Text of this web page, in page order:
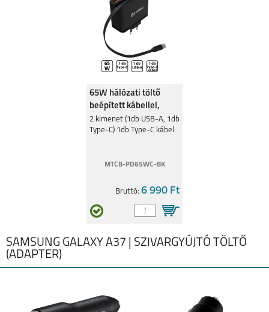
65W hálózati töltő
beépített kábellel,
Fekete
2 kimenet (1db USB-A, 1db
Type-C) 1db Type-C kábel
MTCB-PD65WC-BK
Bruttó: 6 990 Ft
SAMSUNG GALAXY A37 | SZIVARGYÚJTÓ TÖLTŐ
(ADAPTER)